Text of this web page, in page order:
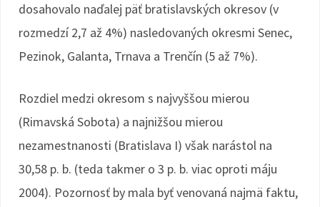
dosahovalo naďalej päť bratislavských okresov (v
rozmedzí 2,7 až 4%) nasledovaných okresmi Senec,
Pezinok, Galanta, Trnava a Trenčín (5 až 7%).
Rozdiel medzi okresom s najvyššou mierou
(Rimavská Sobota) a najnižšou mierou
nezamestnanosti (Bratislava I) však narástol na
30,58 p. b. (teda takmer o 3 p. b. viac oproti máju
2004). Pozornosť by mala byť venovaná najmä faktu,